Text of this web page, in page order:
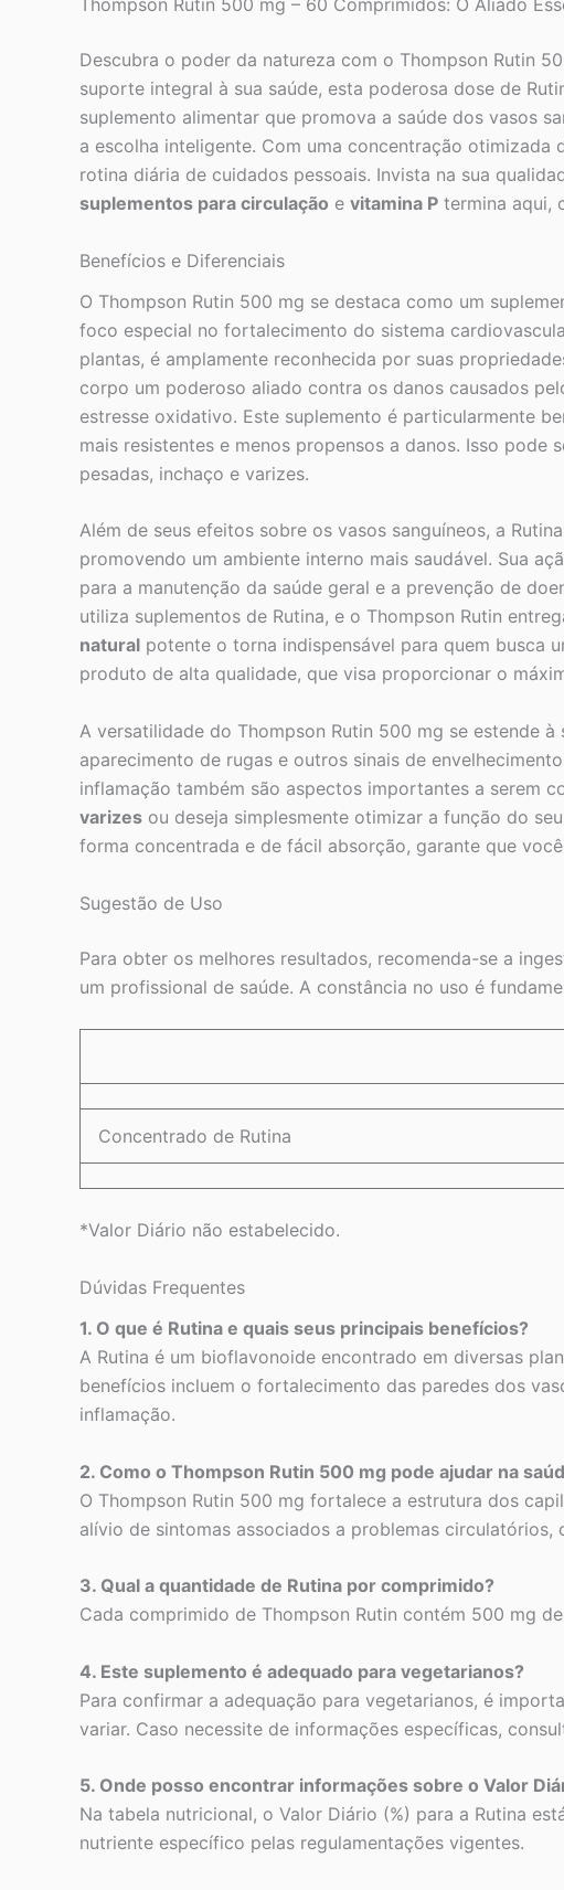
Thompson Rutin 500 mg – 60 Comprimidos: O Aliado
Descubra o poder da natureza com o Thompson Rutin
suporte integral à sua saúde, esta poderosa dose de
suplemento alimentar que promova a saúde dos vasos
a escolha inteligente. Com uma concentração
rotina diária de cuidados pessoais. Invista na sua
suplementos para circulação e vitamina P termina aqui,
Benefícios e Diferenciais
O Thompson Rutin 500 mg se destaca como um
foco especial no fortalecimento do sistema
plantas, é amplamente reconhecida por suas
corpo um poderoso aliado contra os danos causados
estresse oxidativo. Este suplemento é particularmente
mais resistentes e menos propensos a danos. Isso
pesadas, inchaço e varizes.
Além de seus efeitos sobre os vasos sanguíneos, a
promovendo um ambiente interno mais saudável. Sua
para a manutenção da saúde geral e a prevenção de
utiliza suplementos de Rutina, e o Thompson Rutin
natural potente o torna indispensável para quem busca
produto de alta qualidade, que visa proporcionar o
A versatilidade do Thompson Rutin 500 mg se estende
aparecimento de rugas e outros sinais de
inflamação também são aspectos importantes a serem
varizes ou deseja simplesmente otimizar a função do
forma concentrada e de fácil absorção, garante que
Sugestão de Uso
Para obter os melhores resultados, recomenda-se a
um profissional de saúde. A constância no uso é
Concentrado de Rutina
*Valor Diário não estabelecido.
Dúvidas Frequentes
1. O que é Rutina e quais seus principais benefícios?
A Rutina é um bioflavonoide encontrado em diversas
benefícios incluem o fortalecimento das paredes dos
inflamação.
2. Como o Thompson Rutin 500 mg pode ajudar na
O Thompson Rutin 500 mg fortalece a estrutura dos
alívio de sintomas associados a problemas circulatórios,
3. Qual a quantidade de Rutina por comprimido?
Cada comprimido de Thompson Rutin contém 500 mg
4. Este suplemento é adequado para vegetarianos?
Para confirmar a adequação para vegetarianos, é
variar. Caso necessite de informações específicas,
5. Onde posso encontrar informações sobre o Valor
Na tabela nutricional, o Valor Diário (%) para a Rutina
nutriente específico pelas regulamentações vigentes.